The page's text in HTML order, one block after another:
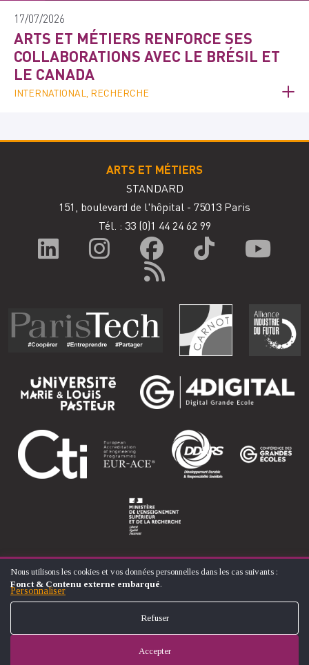
17/07/2026
ARTS ET MÉTIERS RENFORCE SES
COLLABORATIONS AVEC LE BRÉSIL ET
LE CANADA
INTERNATIONAL, RECHERCHE
ARTS ET MÉTIERS
STANDARD
151, boulevard de l'hôpital - 75013 Paris
Tél. : 33 (0)1 44 24 62 99
© ÉCOLE NATIONALE SUPÉRIEURE D'ARTS ET MÉTIERS
MENTIONS LÉGALES
UTILISATION
DES
DONNÉES
DES
Nous utilisons les cookies et vos données personnelles dans les cas suivants :
Fonct & Contenu externe embarqué.
Personnaliser
Refuser
Accepter